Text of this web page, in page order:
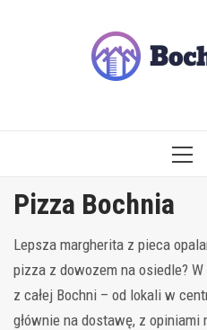
Pizza Bochnia
Lepsza margherita z pieca
pizza z dowozem na osiedle?
z całej Bochni – od lokali w
głównie na dostawę, z